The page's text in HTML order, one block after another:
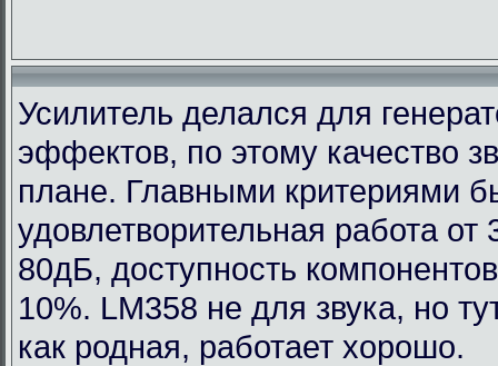
Усилитель делался для
эффектов, по этому качество
плане. Главными критериями
удовлетворительная работа
80дБ, доступность
10%. LM358 не для звука, но
как родная, работает хорошо.